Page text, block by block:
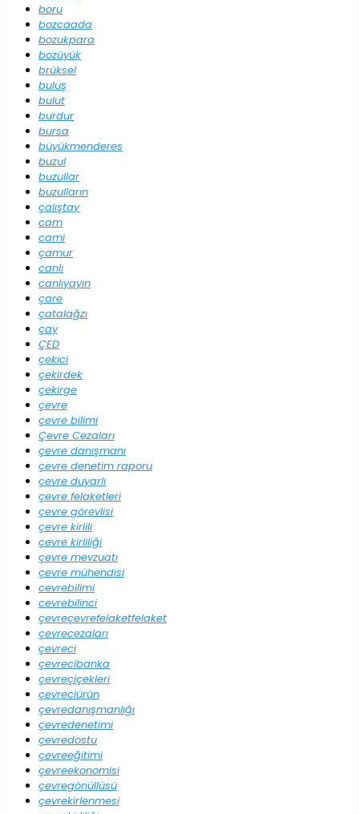
boru
bozcaada
bozukpara
bozüyük
brüksel
buluş
bulut
burdur
bursa
büyükmenderes
buzul
buzullar
buzulların
çalıştay
cam
cami
çamur
canlı
canlıyayın
çare
çatalağzı
çay
ÇED
çekici
çekirdek
çekirge
çevre
çevre bilimi
Çevre Cezaları
çevre danışmanı
çevre denetim raporu
çevre duyarlı
çevre felaketleri
çevre görevlisi
çevre kirlili
çevre kirliliği
çevre mevzuatı
çevre mühendisi
cevrebilimi
cevrebilinci
çevreçevrefelaketfelaket
çevrecezaları
çevreci
çevrecibanka
çevreçiçekleri
çevreciürün
çevredanışmanlığı
çevredenetimi
çevredostu
çevreeğitimi
çevreekonomisi
çevregönüllüsü
çevrekirlenmesi